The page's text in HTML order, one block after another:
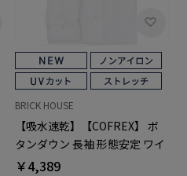
BRICK HOUSE
【吸水速乾】【COFREX】 ボ
タンダウン 長袖 形態安定 ワイ
シャツ
￥4,389